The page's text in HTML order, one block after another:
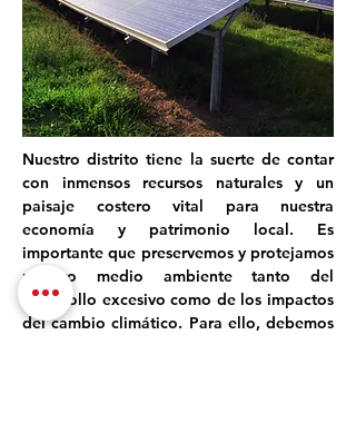
Nuestro distrito tiene la suerte de contar
con inmensos recursos naturales y un
paisaje costero vital para nuestra
economía y patrimonio local. Es
importante que preservemos y protejamos
nuestro medio ambiente tanto del
desarrollo excesivo como de los impactos
del cambio climático. Para ello, debemos